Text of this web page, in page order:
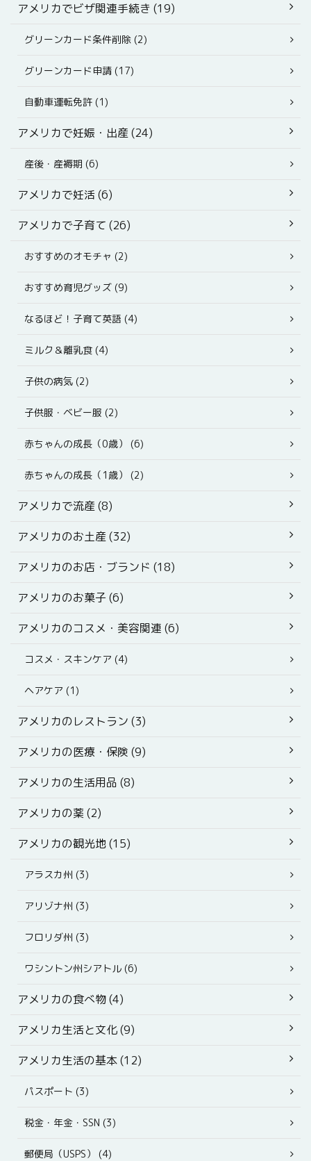
アメリカでビザ関連手続き (19)
グリーンカード条件削除 (2)
グリーンカード申請 (17)
自動車運転免許 (1)
アメリカで妊娠・出産 (24)
産後・産褥期 (6)
アメリカで妊活 (6)
アメリカで子育て (26)
おすすめのオモチャ (2)
おすすめ育児グッズ (9)
なるほど！子育て英語 (4)
ミルク＆離乳食 (4)
子供の病気 (2)
子供服・ベビー服 (2)
赤ちゃんの成長（0歳） (6)
赤ちゃんの成長（1歳） (2)
アメリカで流産 (8)
アメリカのお土産 (32)
アメリカのお店・ブランド (18)
アメリカのお菓子 (6)
アメリカのコスメ・美容関連 (6)
コスメ・スキンケア (4)
ヘアケア (1)
アメリカのレストラン (3)
アメリカの医療・保険 (9)
アメリカの生活用品 (8)
アメリカの薬 (2)
アメリカの観光地 (15)
アラスカ州 (3)
アリゾナ州 (3)
フロリダ州 (3)
ワシントン州シアトル (6)
アメリカの食べ物 (4)
アメリカ生活と文化 (9)
アメリカ生活の基本 (12)
パスポート (3)
税金・年金・SSN (3)
郵便局（USPS） (4)